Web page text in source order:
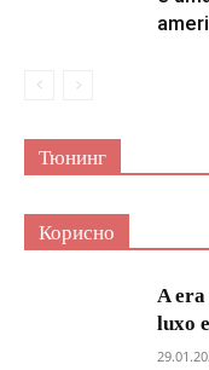
Тюнинг
Корисно
A
luxo